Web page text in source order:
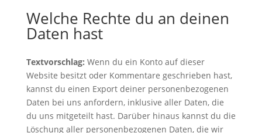
Welche Rechte du an deinen
Daten hast
Textvorschlag: Wenn du ein Konto auf dieser
Website besitzt oder Kommentare geschrieben hast,
kannst du einen Export deiner personenbezogenen
Daten bei uns anfordern, inklusive aller Daten, die
du uns mitgeteilt hast. Darüber hinaus kannst du die
Löschung aller personenbezogenen Daten, die wir